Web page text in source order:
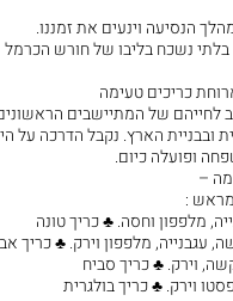
הנסיעה וינעים את זמננו.
בלתי נשכח בליבו של חורש הכרמל
כריכים טעימה
לחייהם של המתיישבים
ובבניית הארץ. נקבל הדרכה על
ופועלה כיום.
–
:
מלפפון וחסה. ♣ כריך טונה
עגבנייה, מלפפון וירק. ♣ כריך
וירק. ♣ כריך סביח
וירק. ♣ כריך בולגרית